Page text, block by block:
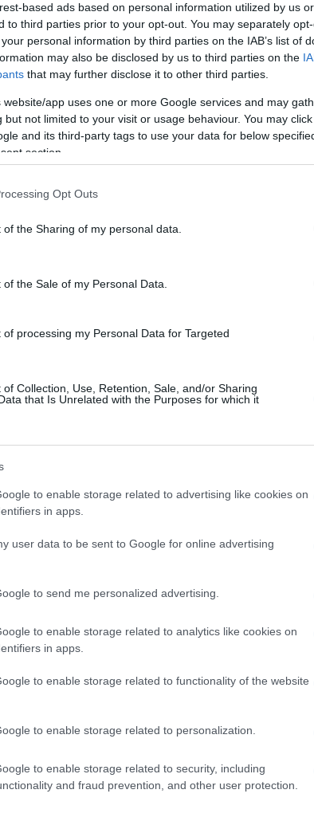
based ads based on personal information utilized by us
to third parties prior to your opt-out. You may separately
personal information by third parties on the IAB’s list of
may also be disclosed by us to third parties on the
that may further disclose it to other third parties.
website/app uses one or more Google services and may
but not limited to your visit or usage behaviour. You may
and its third-party tags to use your data for below
section.
Opt Outs
the Sharing of my personal data.
the Sale of my Personal Data.
processing my Personal Data for Targeted
Collection, Use, Retention, Sale, and/or Sharing
that Is Unrelated with the Purposes for which it
to enable storage related to advertising like cookies on
in apps.
user data to be sent to Google for online advertising
to send me personalized advertising.
to enable storage related to analytics like cookies on
in apps.
to enable storage related to functionality of the website
to enable storage related to personalization.
to enable storage related to security, including
and fraud prevention, and other user protection.
erdőtüzek tombolnak
sokan az autóikat
menekülnek
vettek részt a
izraeli nő
tartott emlékfutáson